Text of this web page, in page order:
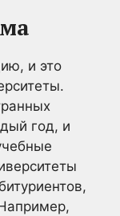
и это
год, и